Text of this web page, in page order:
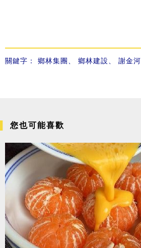
關鍵字： 鄉林集團 、 鄉林建設、 謝金河
您也可能喜歡